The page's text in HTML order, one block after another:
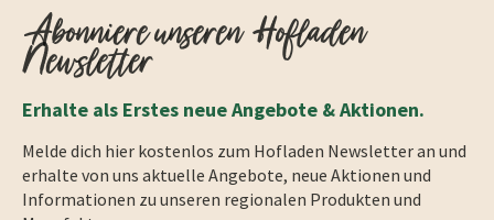
Abonniere unseren Hofladen
Newsletter
Erhalte als Erstes neue Angebote & Aktionen.
Melde dich hier kostenlos zum Hofladen Newsletter an und
erhalte von uns aktuelle Angebote, neue Aktionen und
Informationen zu unseren regionalen Produkten und